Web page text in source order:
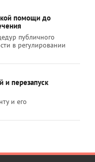
помощи до
публичного
в регулировании
и перезапуск
и его